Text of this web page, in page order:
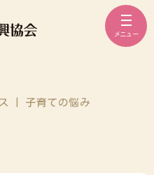
メニュー
| 子育ての悩み